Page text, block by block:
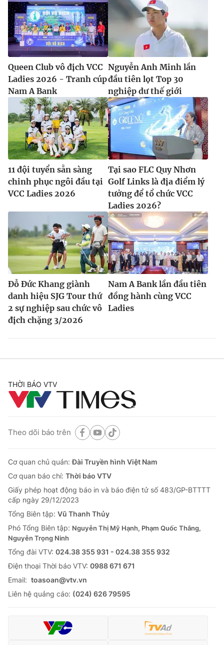
Queen Club vô địch VCC
Ladies 2026 - Tranh cúp
Nam A Bank
Nguyễn Anh Minh lần
đầu tiên lọt Top 30
nghiệp dư thế giới
11 đội tuyển sẵn sàng
chinh phục ngôi đầu tại
VCC Ladies 2026
Tại sao FLC Quy Nhơn
Golf Links là địa điểm lý
tưởng để tổ chức VCC
Ladies 2026?
Đỗ Đức Khang giành
danh hiệu SJG Tour thứ
2 sự nghiệp sau chức vô
địch chặng 3/2026
Nam A Bank lần đầu tiên
đồng hành cùng VCC
Ladies
THỜI BÁO VTV
Theo dõi báo trên
Cơ quan chủ quản:Đài Truyền hình Việt Nam
Cơ quan báo chí: Thời báo VTV
Giấy phép hoạt động báo in và báo điện tử số 483/GP-BTTTT
cấp ngày 29/12/2023
Tổng Biên tập: Vũ Thanh Thủy
Phó Tổng Biên tập: Nguyễn Thị Mỹ Hạnh, Phạm Quốc Thắng,
Nguyễn Trọng Ninh
Tổng đài VTV: 024.38 355 931 - 024.38 355 932
Ðiện thoại Thời báo VTV: 0988 671 671
Email: toasoan@vtv.vn
Liên hệ quảng cáo: (024) 626 79595